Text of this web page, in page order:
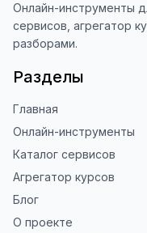
Онлайн-инструменты
сервисов, агрегатор
разборами.
Разделы
Главная
Онлайн-инструменты
Каталог сервисов
Агрегатор курсов
Блог
О проекте